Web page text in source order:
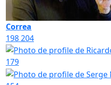
Correa
198204
179